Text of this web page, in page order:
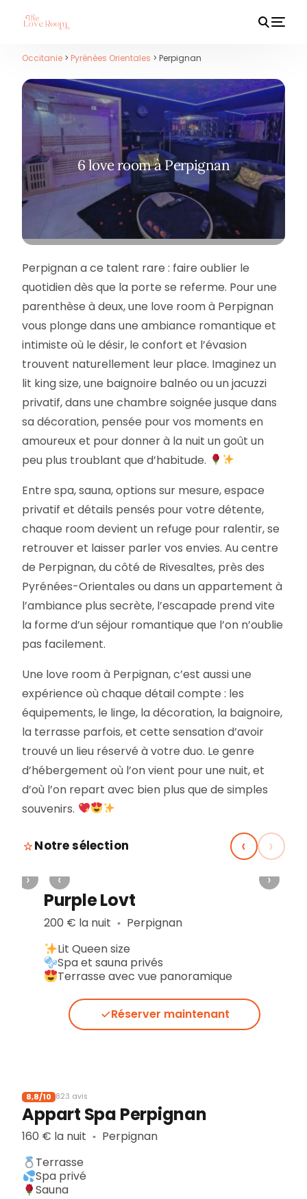
Occitanie > Pyrénées Orientales > Perpignan
6 love room à Perpignan
Perpignan a ce talent rare : faire oublier le
quotidien dès que la porte se referme. Pour une
parenthèse à deux, une love room à Perpignan
vous plonge dans une ambiance romantique et
intimiste où le désir, le confort et l’évasion
trouvent naturellement leur place. Imaginez un
lit king size, une baignoire balnéo ou un jacuzzi
privatif, dans une chambre soignée jusque dans
sa décoration, pensée pour vos moments en
amoureux et pour donner à la nuit un goût un
peu plus troublant que d’habitude.
Entre spa, sauna, options sur mesure, espace
privatif et détails pensés pour votre détente,
chaque room devient un refuge pour ralentir, se
retrouver et laisser parler vos envies. Au centre
de Perpignan, du côté de Rivesaltes, près des
Pyrénées-Orientales ou dans un appartement à
l’ambiance plus secrète, l’escapade prend vite
la forme d’un séjour romantique que l’on n’oublie
pas facilement.
Une love room à Perpignan, c’est aussi une
expérience où chaque détail compte : les
équipements, le linge, la décoration, la baignoire,
la terrasse parfois, et cette sensation d’avoir
trouvé un lieu réservé à votre duo. Le genre
d’hébergement où l’on vient pour une nuit, et
d’où l’on repart avec bien plus que de simples
souvenirs.
Notre sélection ‹ ›
‹
Le palais secret 66
200 € la nuit ▪︎ St-Féliu-d'Avall
Love House
Coin donjon
Baignoire balnéo double
Réserver maintenant
‹
8,8/10 823 avis
Appart Spa Perpignan
160 € la nuit ▪︎ Perpignan
Terrasse
Spa privé
Sauna
HOT